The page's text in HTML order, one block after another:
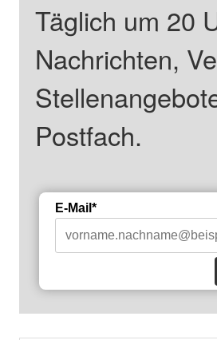
Täglich um 20
Nachrichten,
Postfach.
E-Mail*